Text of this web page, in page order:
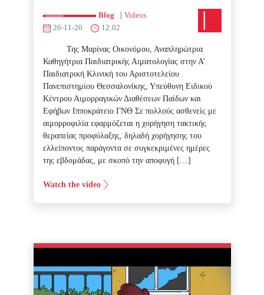
Blog | Videos
26-11-20
12:02
Της Μαρίνας Οικονόμου, Αναπληρώτρια
Καθηγήτρια Παιδιατρικής Αιματολογίας στην Α’
Παιδιατρική Κλινική του Αριστοτελείου
Πανεπιστημίου Θεσσαλονίκης, Υπεύθυνη Ειδικού
Κέντρου Αιμορραγικών Διαθέσεων Παίδων και
Εφήβων Ιπποκράτειο ΓΝΘ Σε πολλούς ασθενείς με
αιμορροφιλία εφαρμόζεται η χορήγηση τακτικής
θεραπείας προφύλαξης, δηλαδή χορήγησης του
ελλείποντος παράγοντα σε συγκεκριμένες ημέρες
της εβδομάδας, με σκοπό την αποφυγή […]
Watch the video